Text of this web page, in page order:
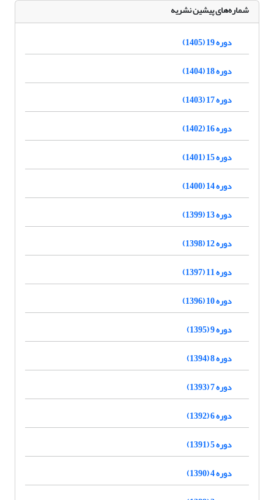
شماره‌های پیشین نشریه
دوره 19 (1405)
دوره 18 (1404)
دوره 17 (1403)
دوره 16 (1402)
دوره 15 (1401)
دوره 14 (1400)
دوره 13 (1399)
دوره 12 (1398)
دوره 11 (1397)
دوره 10 (1396)
دوره 9 (1395)
دوره 8 (1394)
دوره 7 (1393)
دوره 6 (1392)
دوره 5 (1391)
دوره 4 (1390)